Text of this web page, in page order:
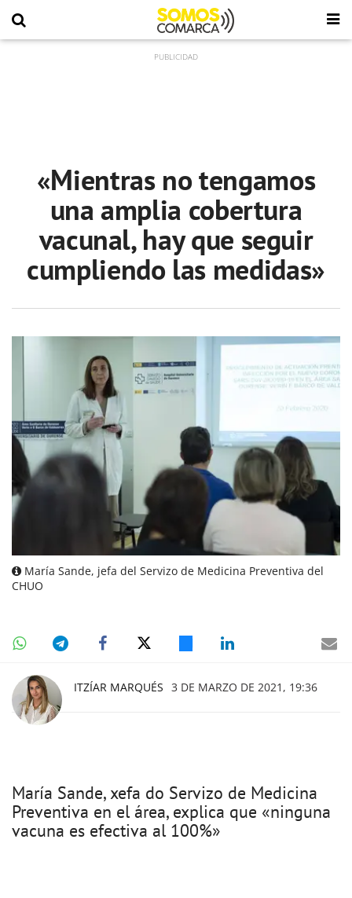
«Mientras no tengamos
una amplia cobertura
vacunal, hay que seguir
cumpliendo las medidas»
María Sande, jefa del Servizo de Medicina Preventiva del
CHUO
ITZÍAR MARQUÉS 3 DE MARZO DE 2021, 19:36
María Sande, xefa do Servizo de Medicina
Preventiva en el área, explica que «ninguna
vacuna es efectiva al 100%»